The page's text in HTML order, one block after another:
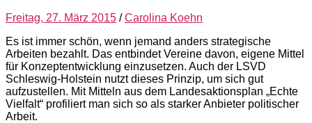
Freitag, 27. März 2015 /Carolina Koehn
Es ist immer schön, wenn jemand anders strategische
Arbeiten bezahlt. Das entbindet Vereine davon, eigene Mittel
für Konzeptentwicklung einzusetzen. Auch der LSVD
Schleswig-Holstein nutzt dieses Prinzip, um sich gut
aufzustellen. Mit Mitteln aus dem Landesaktionsplan „Echte
Vielfalt“ profiliert man sich so als starker Anbieter politischer
Arbeit.